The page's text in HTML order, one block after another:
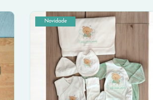
Novidade